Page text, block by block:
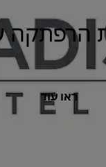
ראו עוד